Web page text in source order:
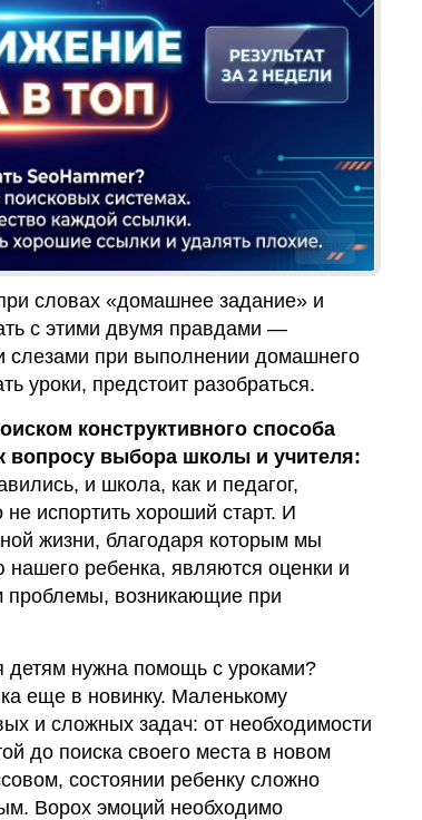
Реклама
словах «домашнее задание» и
с этими двумя правдами —
слезами при выполнении домашнего
уроки, предстоит разобраться.
конструктивного способа
вопросу выбора школы и учителя:
и школа, как и педагог,
испортить хороший старт. И
жизни, благодаря которым мы
нашего ребенка, являются оценки и
проблемы, возникающие при
детям нужна помощь с уроками?
еще в новинку. Маленькому
и сложных задач: от необходимости
до поиска своего места в новом
состоянии ребенку сложно
Ворох эмоций необходимо